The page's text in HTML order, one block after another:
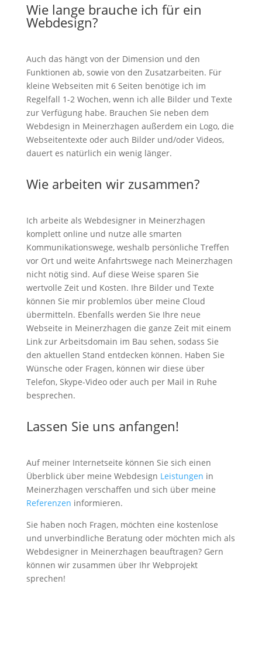
Wie lange brauche ich für ein
Webdesign?
Auch das hängt von der Dimension und den
Funktionen ab, sowie von den Zusatzarbeiten. Für
kleine Webseiten mit 6 Seiten benötige ich im
Regelfall 1-2 Wochen, wenn ich alle Bilder und Texte
zur Verfügung habe. Brauchen Sie neben dem
Webdesign in Meinerzhagen außerdem ein Logo, die
Webseitentexte oder auch Bilder und/oder Videos,
dauert es natürlich ein wenig länger.
Wie arbeiten wir zusammen?
Ich arbeite als Webdesigner in Meinerzhagen
komplett online und nutze alle smarten
Kommunikationswege, weshalb persönliche Treffen
vor Ort und weite Anfahrtswege nach Meinerzhagen
nicht nötig sind. Auf diese Weise sparen Sie
wertvolle Zeit und Kosten. Ihre Bilder und Texte
können Sie mir problemlos über meine Cloud
übermitteln. Ebenfalls werden Sie Ihre neue
Webseite in Meinerzhagen die ganze Zeit mit einem
Link zur Arbeitsdomain im Bau sehen, sodass Sie
den aktuellen Stand entdecken können. Haben Sie
Wünsche oder Fragen, können wir diese über
Telefon, Skype-Video oder auch per Mail in Ruhe
besprechen.
Lassen Sie uns anfangen!
Auf meiner Internetseite können Sie sich einen
Überblick über meine Webdesign Leistungen in
Meinerzhagen verschaffen und sich über meine
Referenzen informieren.
Sie haben noch Fragen, möchten eine kostenlose
und unverbindliche Beratung oder möchten mich als
Webdesigner in Meinerzhagen beauftragen? Gern
können wir zusammen über Ihr Webprojekt
sprechen!